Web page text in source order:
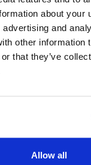
about your
and
other information
that they’ve
Allow all
caution d'un
de multiples